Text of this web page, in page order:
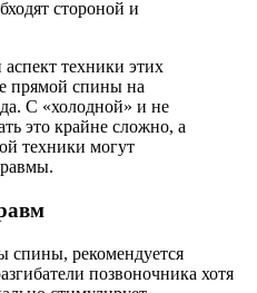
стороной и
техники этих
прямой спины на
С «холодной» и не
это крайне сложно, а
техники могут
спины, рекомендуется
позвоночника хотя